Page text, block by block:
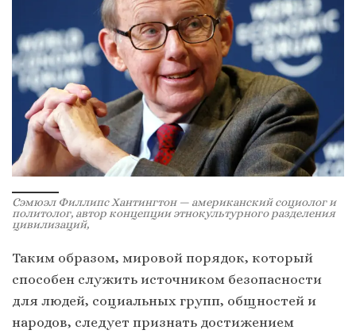
Сэмюэл Филлипс Хантингтон — американский социолог и
политолог, автор концепции этнокультурного разделения
цивилизаций,
Таким образом, мировой порядок, который
способен служить источником безопасности
для людей, социальных групп, общностей и
народов, следует признать достижением